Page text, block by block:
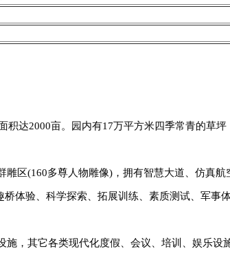
达2000亩。园内有17万平方米四季常青的草坪
区(160多尊人物雕像)，拥有智慧大道、仿真航
体验、科学探索、拓展训练、素质测试、军事
，其它各类现代化度假、会议、培训、娱乐设